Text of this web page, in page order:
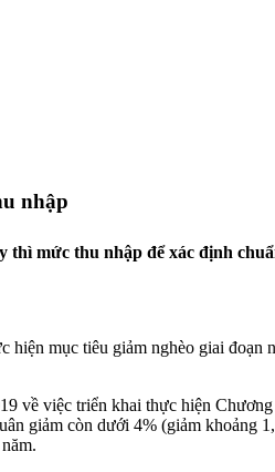
nhập
thì mức thu nhập để xác định
hiện mục tiêu giảm nghèo giai
về việc triển khai thực hiện
giảm còn dưới 4% (giảm khoảng